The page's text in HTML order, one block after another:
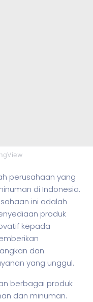
perusahaan yang
di Indonesia.
ini adalah
produk
kepada
dan
yang unggul.
berbagai produk
dan minuman.